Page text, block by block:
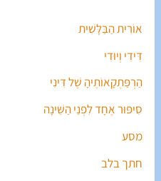
אוֹרִית הַבַּלָּשִׁית
דִּידִי וְיוּדִי
הַרְפַּתְקָאוֹתֶיהָ שֶׁל דִּינִי
סִיפּוּר אֶחָד לִפְנֵי הַשֵּׁינָה
מסע
חתך בלב